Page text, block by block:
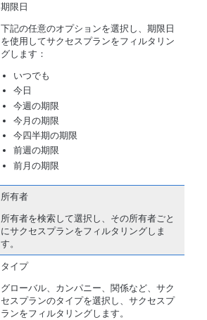
期限日
下記の任意のオプションを選択し、期限日
を使用してサクセスプランをフィルタリン
グします：
いつでも
今日
今週の期限
今月の期限
今四半期の期限
前週の期限
前月の期限
所有者
所有者を検索して選択し、その所有者ごと
にサクセスプランをフィルタリングしま
す。
タイプ
グローバル、カンパニー、関係など、サク
セスプランのタイプを選択し、サクセスプ
ランをフィルタリングします。